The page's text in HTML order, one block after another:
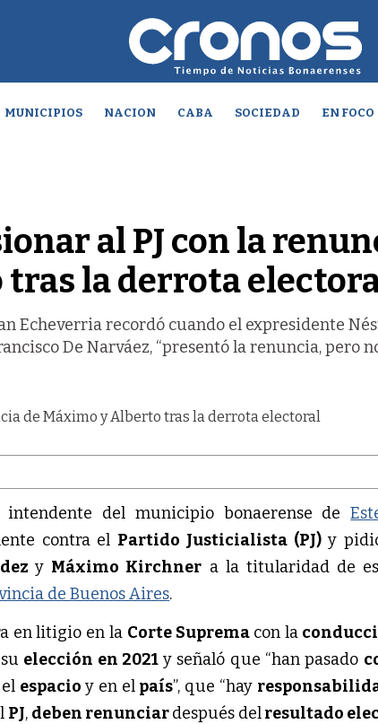
MUNICIPIOS NACION CABA SOCIEDAD EN FOCO
al PJ con la
la derrota
Echeverria recordó cuando el expresidente
De Narváez, “presentó la renuncia, pero
intendente del municipio bonaerense de
contra el Partido Justicialista (PJ)y
y Máximo Kirchner a la titularidad de
de Buenos Aires.
en litigio en la Corte Supremacon la
elección en 2021y señaló que “han pasado
espacioy en el país”, que “hay
PJ, deben renunciardespués delresultado